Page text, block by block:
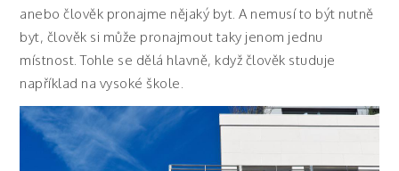
anebo člověk pronajme nějaký byt. A nemusí to být nutně
byt, člověk si může pronajmout taky jenom jednu
místnost. Tohle se dělá hlavně, když člověk studuje
například na vysoké škole.